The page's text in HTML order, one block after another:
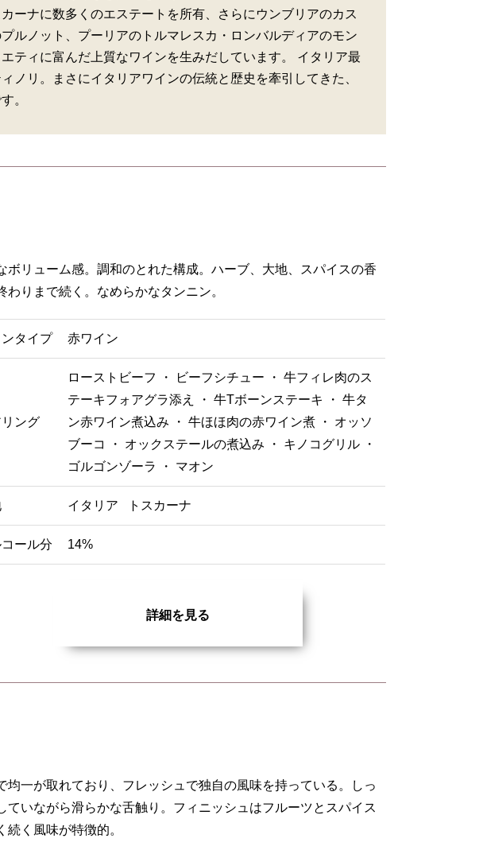
ーナに数多くのエステートを所有、さらにウンブリアのカス
ルノット、プーリアのトルマレスカ・ロンバルディアのモン
ティに富んだ上質なワインを生みだしています。 イタリア最
ノリ。まさにイタリアワインの伝統と歴史を牽引してきた、
。
ボリューム感。調和のとれた構成。ハーブ、大地、スパイスの香
わりまで続く。なめらかなタンニン。
ンタイプ 赤ワイン
ング
ローストビーフ ・ ビーフシチュー ・ 牛フィレ肉のス
テーキフォアグラ添え ・ 牛Tボーンステーキ ・ 牛タ
ン赤ワイン煮込み ・ 牛ほほ肉の赤ワイン煮 ・ オッソ
ブーコ ・ オックステールの煮込み ・ キノコグリル ・
ゴルゴンゾーラ ・ マオン
イタリア トスカーナ
ール分 14%
詳細を見る
均一が取れており、フレッシュで独自の風味を持っている。しっ
ていながら滑らかな舌触り。フィニッシュはフルーツとスパイス
続く風味が特徴的。